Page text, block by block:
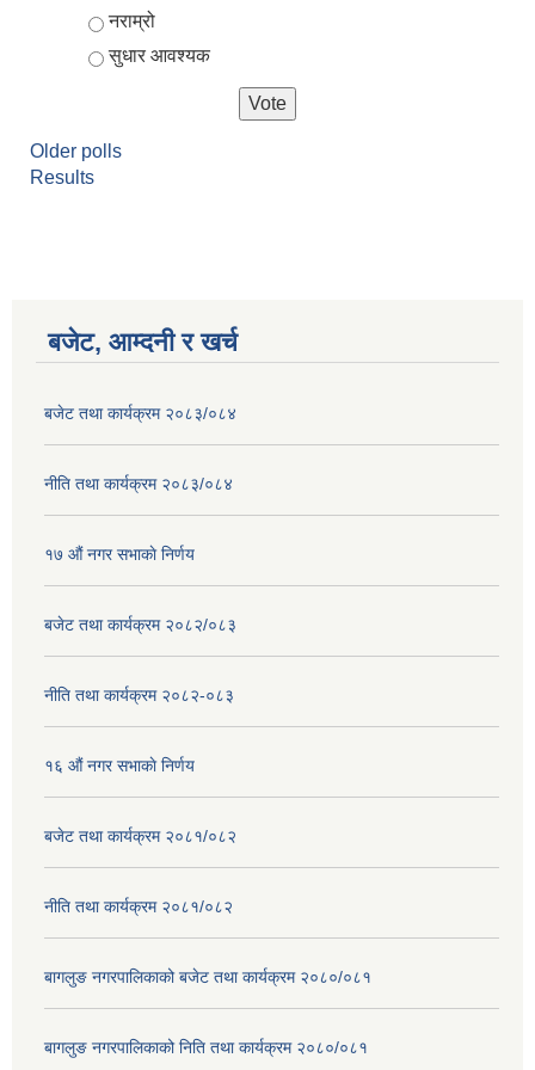
नराम्रो
सुधार आवश्यक
Older polls
Results
बजेट, आम्दनी र खर्च
बजेट तथा कार्यक्रम २०८३/०८४
नीति तथा कार्यक्रम २०८३/०८४
१७ ‌‍औं नगर सभाकाे निर्णय
बजेट तथा कार्यक्रम २०८२/०८३
नीति तथा कार्यक्रम २०८२-०८३
१६ ‌औं नगर सभाकाे निर्णय
बजेट तथा कार्यक्रम २०८१/०८२
नीति तथा कार्यक्रम २०८१/०८२
बागलुङ नगरपालिकाको बजेट तथा कार्यक्रम २०८०/०८१
बागलुङ नगरपालिकाको निति तथा कार्यक्रम २०८०/०८१